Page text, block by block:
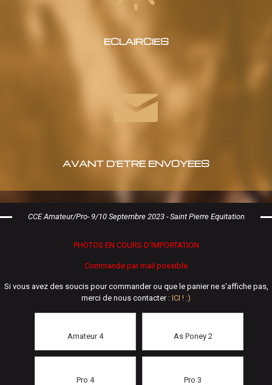
ECLAIRCIES
AVANT D'ETRE ENVOYEES
CCE Amateur/Pro- 9/10 Septembre 2023 - Saint Pierre Equitation
PHOTOS EN COURS D'IMPORTATION
Commande par mail possible
Si vous avez des soucis pour commander ou que le panier ne s'affiche pas,
merci de nous contacter : ICI ! :)
Amateur 4 As Poney 2
Pro 4 Pro 3